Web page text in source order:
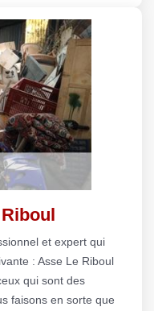
et expert qui
: Asse Le Riboul
qui sont des
faisons en sorte que